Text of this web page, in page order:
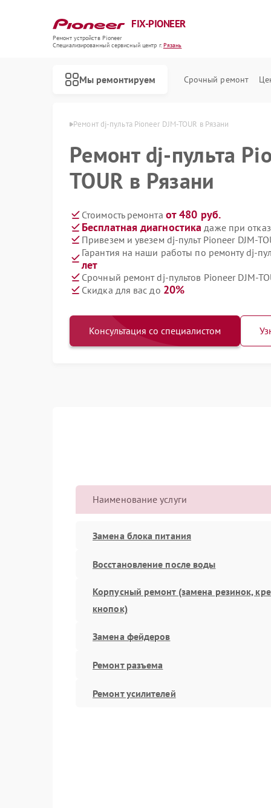
FIX-PIONEER
Ремонт устройств Pioneer
Специализированный cервисный центр г.Рязань
Мы ремонтируем Срочный ремонт
Pioneer в Рязани Ремонт dj-пульта Pioneer DJM-TOUR в Рязани
Ремонт dj-пульта
TOUR в Рязани
Стоимость ремонта от 480 руб.
Бесплатная диагностика даже при
Привезем и увезем dj-пульт Pioneer DJM-
Гарантия на наши работы по ремонту dj-
лет
Срочный ремонт dj-пультов Pioneer DJM-
Скидка для вас до 20%
Консультация со специалистом
Наименование услуги
Замена блока питания
Восстановление после воды
Корпусный ремонт (замена резинок,
кнопок)
Замена фейдеров
Ремонт разъема
Ремонт усилителей